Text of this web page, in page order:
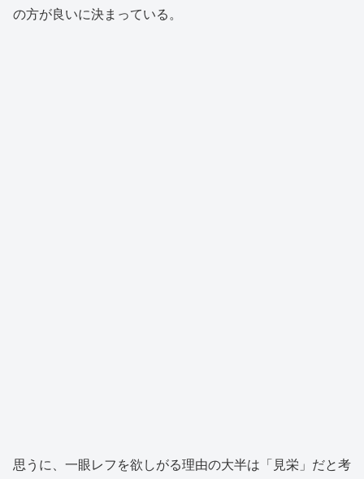
の方が良いに決まっている。
思うに、一眼レフを欲しがる理由の大半は「見栄」だと考